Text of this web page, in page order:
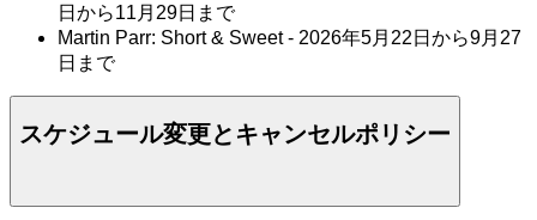
日から11月29日まで
Martin Parr: Short & Sweet - 2026年5月22日から9月27
日まで
スケジュール変更とキャンセルポリシー